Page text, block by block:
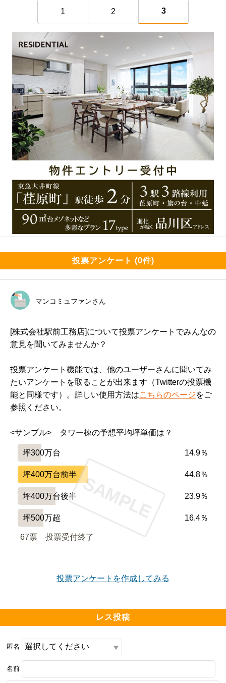
1 2 3
投票アンケート (0件)
マンコミュファンさん
[株式会社駅前工務店]について投票アンケートでみんなの
意見を聞いてみませんか？
投票アンケート機能では、他のユーザーさんに聞いてみ
たいアンケートを取ることが出来ます（Twitterの投票機
能と同様です）。詳しい使用方法はこちらのページをご
参照ください。
<サンプル>　タワー棟の予想平均坪単価は？
坪300万台 14.9％
坪400万台前半 44.8％
坪400万台後半 23.9％
坪500万超 16.4％
67票 投票受付終了
SAMPLE
投票アンケートを作成してみる
レス投稿
匿名
名前